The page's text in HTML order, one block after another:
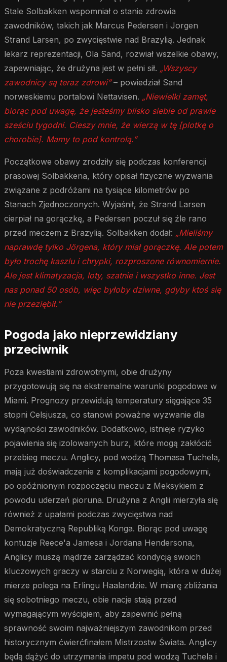
Stale Solbakken wspomniał o stanie zdrowia
zawodników, takich jak Marcus Pedersen i Jorgen
Strand Larsen, po zwycięstwie nad Brazylią. Jednak
lekarz reprezentacji, Ola Sand, rozwiał wszelkie obawy,
zapewniając, że drużyna jest w pełni sił. „Wszyscy
zawodnicy są teraz zdrowi”– powiedział Sand
norweskiemu portalowi Nettavisen. „Niewielki zamęt,
biorąc pod uwagę, że jesteśmy blisko siebie od prawie
sześciu tygodni. Cieszy mnie, że wierzą w tę [plotkę o
chorobie]. Mamy to pod kontrolą.”
Początkowe obawy zrodziły się podczas konferencji
prasowej Solbakkena, który opisał fizyczne wyzwania
związane z podróżami na tysiące kilometrów po
Stanach Zjednoczonych. Wyjaśnił, że Strand Larsen
cierpiał na gorączkę, a Pedersen poczuł się źle rano
przed meczem z Brazylią. Solbakken dodał: „Mieliśmy
naprawdę tylko Jörgena, który miał gorączkę. Ale potem
było trochę kaszlu i chrypki, rozproszone równomiernie.
Ale jest klimatyzacja, loty, szatnie i wszystko inne. Jest
nas ponad 50 osób, więc byłoby dziwne, gdyby ktoś się
nie przeziębił.”
Pogoda jako nieprzewidziany
przeciwnik
Poza kwestiami zdrowotnymi, obie drużyny
przygotowują się na ekstremalne warunki pogodowe w
Miami. Prognozy przewidują temperatury sięgające 35
stopni Celsjusza, co stanowi poważne wyzwanie dla
wydajności zawodników. Dodatkowo, istnieje ryzyko
pojawienia się izolowanych burz, które mogą zakłócić
przebieg meczu. Anglicy, pod wodzą Thomasa Tuchela,
mają już doświadczenie z komplikacjami pogodowymi,
po opóźnionym rozpoczęciu meczu z Meksykiem z
powodu uderzeń pioruna. Drużyna z Anglii mierzyła się
również z upałami podczas zwycięstwa nad
Demokratyczną Republiką Konga. Biorąc pod uwagę
kontuzje Reece'a Jamesa i Jordana Hendersona,
Anglicy muszą mądrze zarządzać kondycją swoich
kluczowych graczy w starciu z Norwegią, która w dużej
mierze polega na Erlingu Haalandzie. W miarę zbliżania
się sobotniego meczu, obie nacje stają przed
wymagającym wyścigiem, aby zapewnić pełną
sprawność swoim najważniejszym zawodnikom przed
historycznym ćwierćfinałem Mistrzostw Świata. Anglicy
będą dążyć do utrzymania impetu pod wodzą Tuchela i